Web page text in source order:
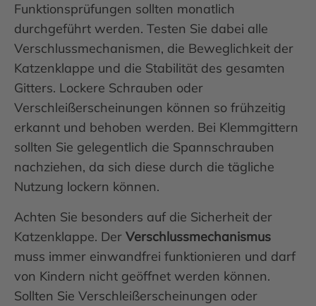
Funktionsprüfungen sollten monatlich
durchgeführt werden. Testen Sie dabei alle
Verschlussmechanismen, die Beweglichkeit der
Katzenklappe und die Stabilität des gesamten
Gitters. Lockere Schrauben oder
Verschleißerscheinungen können so frühzeitig
erkannt und behoben werden. Bei Klemmgittern
sollten Sie gelegentlich die Spannschrauben
nachziehen, da sich diese durch die tägliche
Nutzung lockern können.
Achten Sie besonders auf die Sicherheit der
Katzenklappe. Der Verschlussmechanismus
muss immer einwandfrei funktionieren und darf
von Kindern nicht geöffnet werden können.
Sollten Sie Verschleißerscheinungen oder